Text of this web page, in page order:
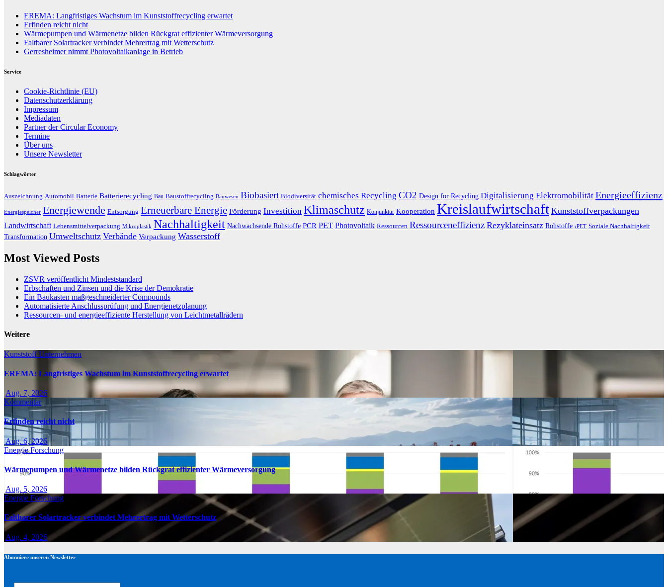
EREMA: Langfristiges Wachstum im Kunststoffrecycling erwartet
Erfinden reicht nicht
Wärmepumpen und Wärmenetze bilden Rückgrat effizienter Wärmeversorgung
Faltbarer Solartracker verbindet Mehrertrag mit Wetterschutz
Gerresheimer nimmt Photovoltaikanlage in Betrieb
Service
Cookie-Richtlinie (EU)
Datenschutzerklärung
Impressum
Mediadaten
Partner der Circular Economy
Termine
Über uns
Unsere Newsletter
Schlagwörter
Auszeichnung Automobil Batterie Batterierecycling Bau Baustoffrecycling Bauwesen Biobasiert Biodiversität chemisches Recycling CO2 Design for Recycling Digitalisierung Elektromobilität Energieeffizienz
Energiespeicher Energiewende Entsorgung Erneuerbare Energie Förderung Investition Klimaschutz Konjunktur Kooperation Kreislaufwirtschaft Kunststoffverpackungen
Landwirtschaft Lebensmittelverpackung Mikroplastik Nachhaltigkeit Nachwachsende Rohstoffe PCR PET Photovoltaik Ressourcen Ressourceneffizienz Rezyklateinsatz Rohstoffe rPET Soziale Nachhaltigkeit
Transformation Umweltschutz Verbände Verpackung Wasserstoff
Most Viewed Posts
ZSVR veröffentlicht Mindeststandard
Erbschaften und Zinsen und die Krise der Demokratie
Ein Baukasten maßgeschneiderter Compounds
Automatisierte Anschlussprüfung und Energienetzplanung
Ressourcen- und energieeffiziente Herstellung von Leichtmetallrädern
Weitere
KunststoffUnternehmen
EREMA: Langfristiges Wachstum im Kunststoffrecycling erwartet
Aug. 7, 2026
Kommentar
Erfinden reicht nicht
Aug. 6, 2026
EnergieForschung
Wärmepumpen und Wärmenetze bilden Rückgrat effizienter Wärmeversorgung
Aug. 5, 2026
Energie Forschung
Faltbarer Solartracker verbindet Mehrertrag mit Wetterschutz
Aug. 4, 2026
Abonniere unseren Newsletter